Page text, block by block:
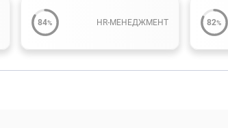
84% HR-МЕНЕДЖМЕНТ 82%